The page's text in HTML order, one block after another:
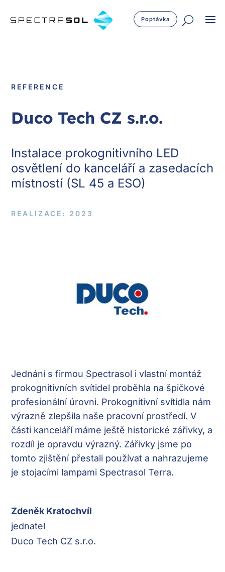
Poptávka
REFERENCE
Duco Tech CZ s.r.o.
Instalace prokognitivního LED
osvětlení do kanceláří a zasedacích
místností (SL 45 a ESO)
REALIZACE: 2023
Jednání s firmou Spectrasol i vlastní montáž
prokognitivních svítidel proběhla na špičkové
profesionální úrovni. Prokognitivní svítidla nám
výrazně zlepšila naše pracovní prostředí. V
části kanceláří máme ještě historické zářivky, a
rozdíl je opravdu výrazný. Zářivky jsme po
tomto zjištění přestali používat a nahrazujeme
je stojacími lampami Spectrasol Terra.
Zdeněk Kratochvíl
jednatel
Duco Tech CZ s.r.o.